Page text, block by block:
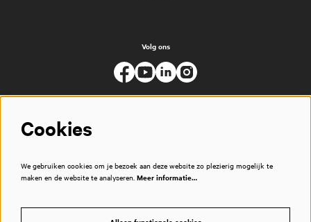
Volg ons
Cookies
We gebruiken cookies om je bezoek aan deze website zo plezierig mogelijk te
maken en de website te analyseren. Meer informatie…